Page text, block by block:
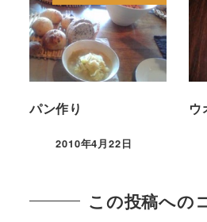
パン作り
2010年4月22日
ウ
この投稿への